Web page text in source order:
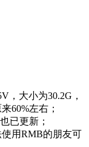
，大小为30.2G，
60%左右；
已更新；
用RMB的朋友可